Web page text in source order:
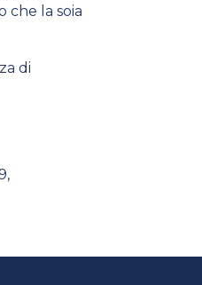
che la soia
di